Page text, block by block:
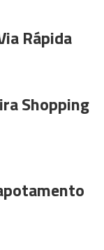
Rápida
Shopping